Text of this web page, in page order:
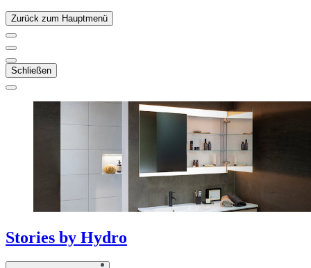
Zurück zum Hauptmenü
Schließen
Stories by Hydro